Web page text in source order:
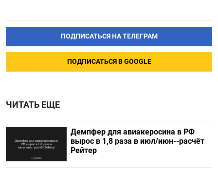
ПОДПИСАТЬСЯ НА ТЕЛЕГРАМ
ПОДПИСАТЬСЯ В GOOGLE
ЧИТАТЬ ЕЩЕ
Демпфер для авиакеросина в РФ
вырос в 1,8 раза в июл/июн--расчёт
Рейтер